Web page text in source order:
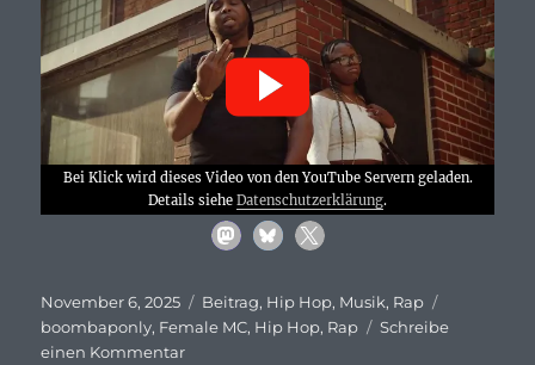
Bei Klick wird dieses Video von den YouTube Servern geladen.
Details siehe Datenschutzerklärung.
Veröffentlicht
am
November 6, 2025 Kategorien
Beitrag, Hip Hop, Musik, Rap
boombaponly, Female MC, Hip Hop, Rap
Schreibe
einen Kommentarzu